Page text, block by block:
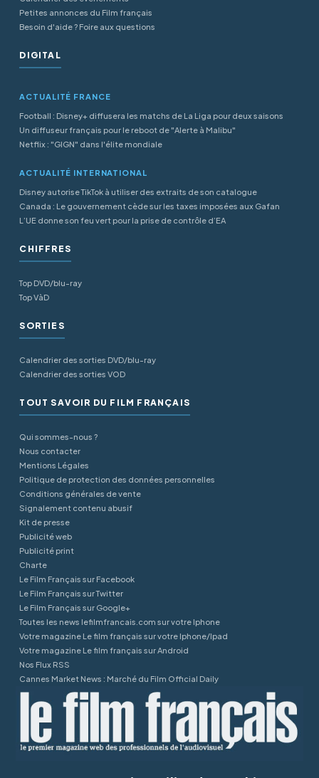
Petites annonces du Film français
Besoin d'aide ? Foire aux questions
DIGITAL
ACTUALITÉ FRANCE
Football : Disney+ diffusera les matchs de La Liga pour deux saisons
Un diffuseur français pour le reboot de "Alerte à Malibu"
Netflix : "GIGN" dans l'élite mondiale
ACTUALITÉ INTERNATIONAL
Disney autorise TikTok à utiliser des extraits de son catalogue
Canada : Le gouvernement cède sur les taxes imposées aux Gafan
L’UE donne son feu vert pour la prise de contrôle d’EA
CHIFFRES
Top DVD/blu-ray
Top VàD
SORTIES
Calendrier des sorties DVD/blu-ray
Calendrier des sorties VOD
TOUT SAVOIR DU FILM FRANÇAIS
Qui sommes-nous ?
Nous contacter
Mentions Légales
Politique de protection des données personnelles
Conditions générales de vente
Signalement contenu abusif
Kit de presse
Publicité web
Publicité print
Charte
Le Film Français sur Facebook
Le Film Français sur Twitter
Le Film Français sur Google+
Toutes les news lefilmfrancais.com sur votre Iphone
Votre magazine Le film français sur votre Iphone/Ipad
Votre magazine Le film français sur Android
Nos Flux RSS
Cannes Market News : Marché du Film Official Daily